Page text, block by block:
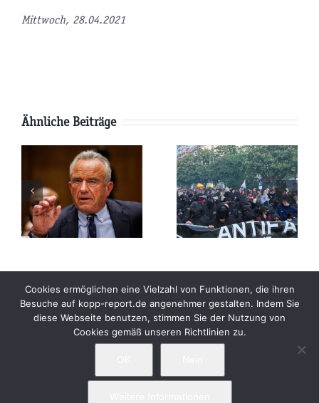
Mittwoch, 28.04.2021
Ähnliche Beiträge
AfD-
Parteitag:
Wird die
Terroristen-
durchdrehen?
Pläne:
Werden die
USA
Russland
Beiträge Archiv Impressum
Newsletter
Kopp Verlag
Datenschutzerklärung
Cookies ermöglichen eine Vielzahl von Funktionen, die ihren
Besuche auf kopp-report.de angenehmer gestalten. Indem Sie
diese Webseite benutzen, stimmen Sie der Nutzung von
Cookies gemäß unseren Richtlinien zu.